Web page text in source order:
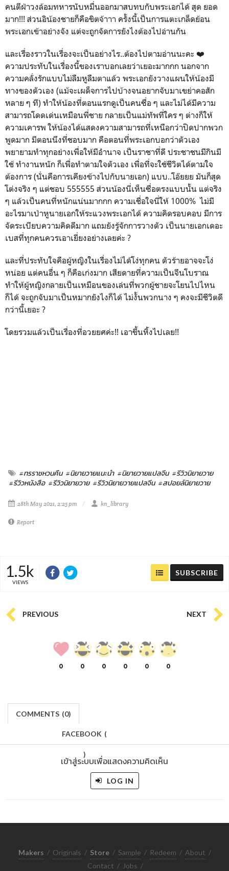
คนตีฝ่าวงล้อมทหารนับหมื่นออกมาสบทบกับพระเอกได้ สุด ยอด
มาก!!! ส่วนอิน้องชายก็คือขิตจ้าาา ครั้งนี้เป็นการแตะเกล็ดย้อน
พระเอกเข้าอย่างจัง แต่จะถูกจัดการยังไงต้องไปอ่านกัน
และเรื่องราวในเรื่องจะเป็นอย่างไร..ต้องไปตามอ่านนะคะ ❤️
ความประทับในเรื่องนี้ของเราบอกเลยว่าเยอะมากกก นอกจาก
ความคลั่งรักแบบไม่ลืมหูลืมตาแล้ว พระเอกยังวางแผนให้น้องมี
ทางของตัวเอง (แม้จะเผด็จการไปบ้างจนอยากจับมาเขย่าคอสัก
หลาย ๆ ที) ทำให้น้องที่ตอนแรกดูเป็นคนซื่อ ๆ และไม่ได้มีความ
สามารถโดดเด่นเหมือนพี่ชาย กลายเป็นแม่ทัพที่ใคร ๆ ต่างก็ให้
ความเคารพ ให้น้องได้แสดงความสามารถที่เหนือกว่าปิดปากพวก
พูดมาก มีตอนนึงที่ชอบมาก คือตอนที่พระเอกบอกว่าตัวเอง
พยายามทำทุกอย่างเพื่อให้มีอำนาจ เป็นราชาที่ดี ประชาชนมีกินมี
ใช้ ทำงานหนัก ก็เพื่อทำตามใจตัวเอง เพื่อที่จะใช้ชีวิตได้ตามใจ
ต้องการ (นั่นคือการเคียงข้างไปกับนายเอก) แบบ..โอ๊ยยย มันก็สุด
โต่งจริง ๆ แต่ชอบ 555555 ส่วนน้องนี่เห็นซื่อตรงแบบนั้น แต่จริง
ๆ แล้วเป็นคนที่หนักแน่นมากกก ความเชื่อใจนี่ให้ 1000% ไม่มี
อะไรมาเป่าหูนายเอกให้ระแวงพระเอกได้ ความคิดรอบคอบ มีการ
จัดระเบียบความคิดดีมาก แถมยังรู้จักการวางตัว เป็นนายเอกเดอะ
เบสที่ทุกคนควรเอาเยี่ยงอย่างเลยค่ะ ?
และที่ประทับใจคือผู้หญิงในเรื่องไม่ได้โง่ทุกคน ตัวร้ายอาจจะโง่
หน่อย แต่คนอื่น ๆ ก็คือเก่งมาก เสียดายที่ความเป็นจีนโบราณ
ทำให้ผู้หญิงกลายเป็นเหมือนของเล่นที่พวกผู้ชายจะโยนไปไหน
ก็ได้ จะถูกจับมาเป็นหมากยังไงก็ได้ ไม่งั้นพวกนาง ๆ คงจะมีชีวิตดี
กว่านี้เยอะ ?
โดยรวมแล้วเป็นเรื่องที่อวยยศค่ะ!! เอาขึ้นหิ้งไปเลย!!
#ทรราชหวนคืน #นิยายวายแนะนำ #นิยายวายแปลจีน #รีวิวนิยายวาย
#รีวิวหนังสือ #รีวิวนิยายวาย #รีวิวนิยายวายแปลจีน #สปอยล์นิยายวาย
28th May 2021, 2:25 pm kn_library
Report
1.5k
VIEWS
SUBSCRIBE
PREVIOUS NEXT
0 0 0 0 0 0
COMMENTS (0)
FACEBOOK (
)
เข้าสู่ระบบเพื่อแสดงความคิดเห็น
LOG IN
Makers / Originals / Store / Sample / Redeem / About /
Contact / Jobs /